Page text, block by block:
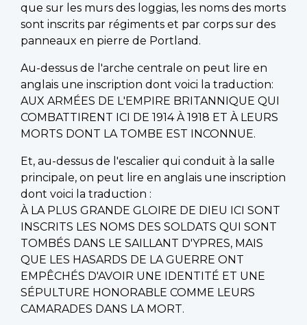
que sur les murs des loggias, les noms des morts
sont inscrits par régiments et par corps sur des
panneaux en pierre de Portland.
Au-dessus de l'arche centrale on peut lire en
anglais une inscription dont voici la traduction:
AUX ARMÉES DE L'EMPIRE BRITANNIQUE QUI
COMBATTIRENT ICI DE 1914 À 1918 ET À LEURS
MORTS DONT LA TOMBE EST INCONNUE.
Et, au-dessus de l'escalier qui conduit à la salle
principale, on peut lire en anglais une inscription
dont voici la traduction :
À LA PLUS GRANDE GLOIRE DE DIEU ICI SONT
INSCRITS LES NOMS DES SOLDATS QUI SONT
TOMBÉS DANS LE SAILLANT D'YPRES, MAIS
QUE LES HASARDS DE LA GUERRE ONT
EMPÊCHÉS D'AVOIR UNE IDENTITÉ ET UNE
SÉPULTURE HONORABLE COMME LEURS
CAMARADES DANS LA MORT.